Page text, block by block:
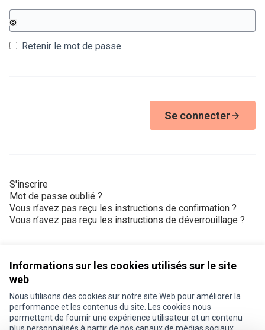
Informations sur les cookies utilisés sur le site
web
Nous utilisons des cookies sur notre site Web pour améliorer la
performance et les contenus du site. Les cookies nous
permettent de fournir une expérience utilisateur et un contenu
Retenir le mot de passe
Se connecter
S'inscrire
Mot de passe oublié ?
Vous n’avez pas reçu les instructions de confirmation ?
Vous n’avez pas reçu les instructions de déverrouillage ?
Conditions d'utilisation
Paramètres des cookies
Je participe ! sur X
Je participe ! sur Facebook
Je participe ! sur Instagram